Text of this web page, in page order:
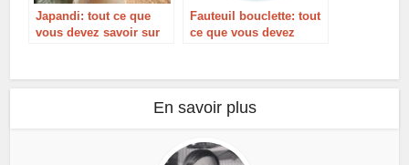
Japandi: tout ce que
vous devez savoir sur
monde parle!
Fauteuil bouclette: tout
ce que vous devez
En savoir plus